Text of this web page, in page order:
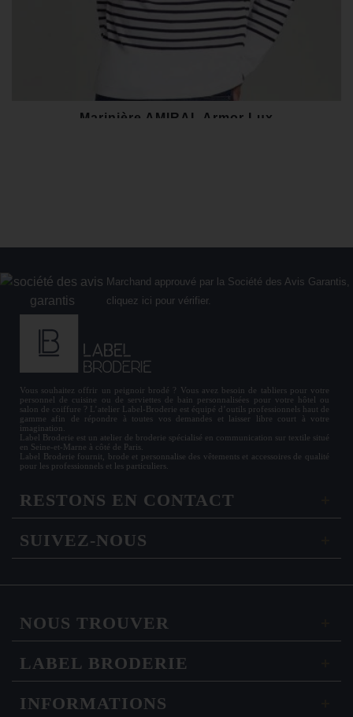
Marinière AMIRAL Armor Lux
Marchand approuvé par la Société des Avis Garantis,
cliquez ici pour vérifier.
Vous souhaitez offrir un peignoir brodé ? Vous avez besoin de tabliers pour votre
personnel de cuisine ou de serviettes de bain personnalisées pour votre hôtel ou
salon de coiffure ? L’atelier Label-Broderie est équipé d’outils professionnels haut de
gamme afin de répondre à toutes vos demandes et laisser libre court à votre
imagination.
Label Broderie est un atelier de broderie spécialisé en communication sur textile situé
en Seine-et-Marne à côté de Paris.
Label Broderie fournit, brode et personnalise des vêtements et accessoires de qualité
pour les professionnels et les particuliers.
RESTONS EN CONTACT
SUIVEZ-NOUS
NOUS TROUVER
LABEL BRODERIE
INFORMATIONS